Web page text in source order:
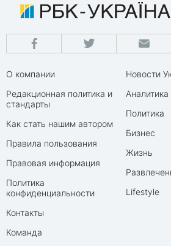
О компании
Редакционная политика и
стандарты
Как стать нашим автором
Правила пользования
Правовая информация
Политика
конфиденциальности
Контакты
Команда
Новости
Аналитика
Политика
Бизнес
Жизнь
Lifestyle